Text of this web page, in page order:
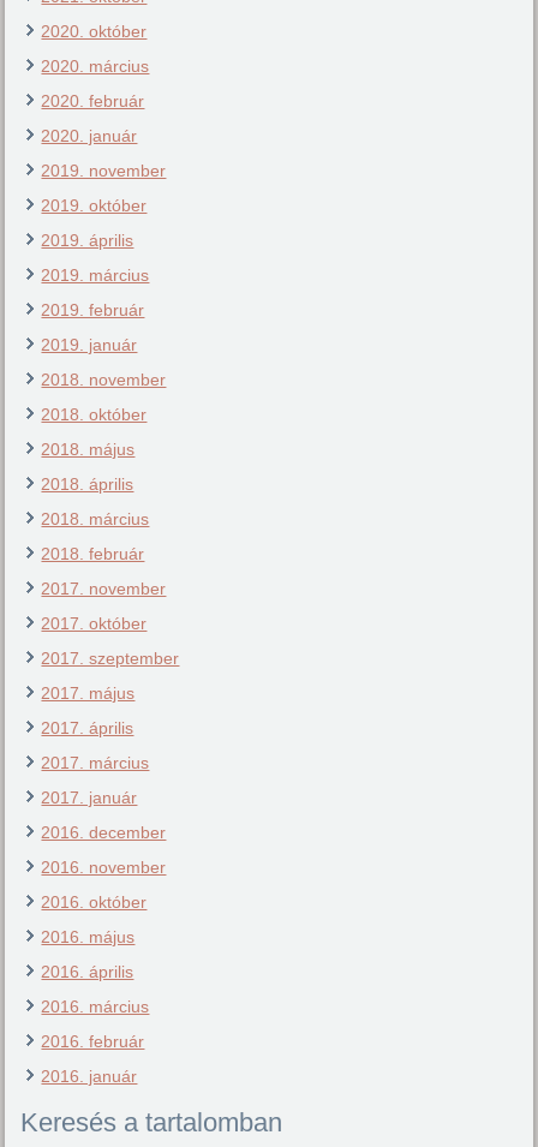
2020. október
2020. március
2020. február
2020. január
2019. november
2019. október
2019. április
2019. március
2019. február
2019. január
2018. november
2018. október
2018. május
2018. április
2018. március
2018. február
2017. november
2017. október
2017. szeptember
2017. május
2017. április
2017. március
2017. január
2016. december
2016. november
2016. október
2016. május
2016. április
2016. március
2016. február
2016. január
Keresés a tartalomban